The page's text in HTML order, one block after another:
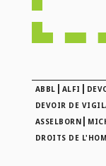
ABBL | ALFI |
DEVOIR DE
ASSELBORN |
DROITS DE